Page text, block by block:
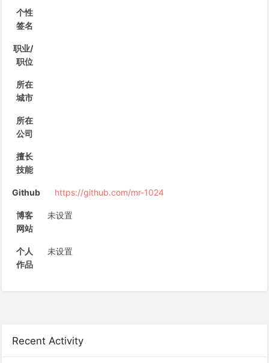
Recent Activity
个性
签名
职业/
职位
所在
城市
所在
公司
擅长
技能
Github https://github.com/mr-1024
博客
网站
未设置
个人
作品
未设置